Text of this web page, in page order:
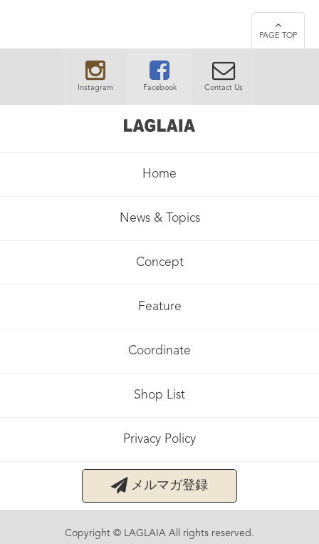
PAGE TOP
Instagram Facebook Contact Us
Home
News & Topics
Concept
Feature
Coordinate
Shop List
Privacy Policy
メルマガ登録
Copyright © LAGLAIA All rights reserved.